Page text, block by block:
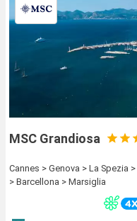
MSC Grandiosa
Cannes > Genova > La Spezia
> Barcellona > Marsiglia